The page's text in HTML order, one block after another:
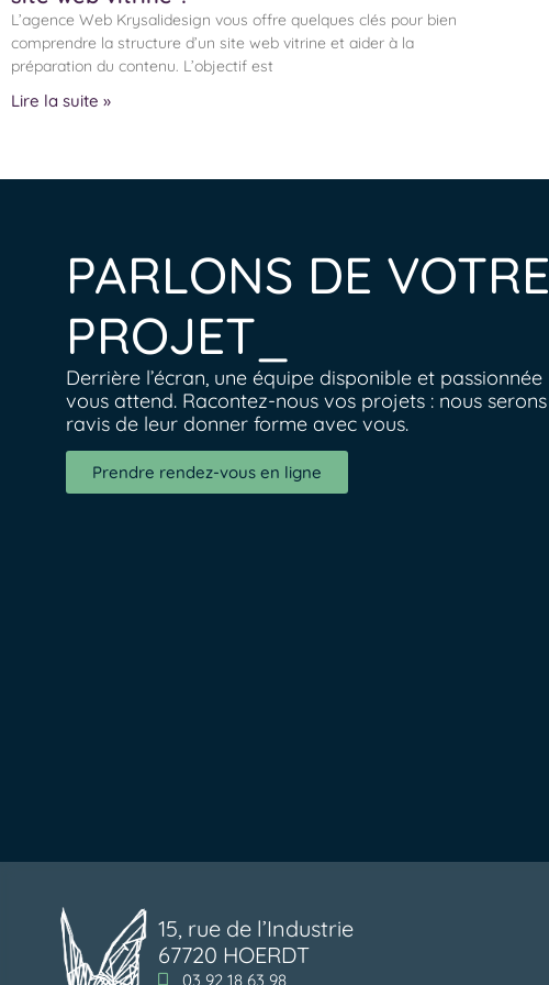
L’agence Web Krysalidesign vous offre quelques clés pour bien
comprendre la structure d’un site web vitrine et aider à la
préparation du contenu. L’objectif est
Lire la suite »
PARLONS DE VOTRE
PROJET_
Derrière l’écran, une équipe disponible et passionnée
vous attend. Racontez-nous vos projets : nous serons
ravis de leur donner forme avec vous.
Prendre rendez-vous en ligne
15, rue de l’Industrie
67720 HOERDT
03 92 18 63 98